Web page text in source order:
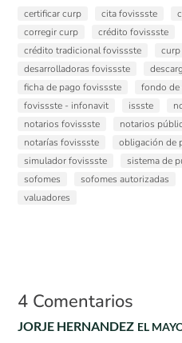
certificar curp cita fovissste
corregir curp
crédito fovissste
crédito tradicional fovissste
curp
desarrolladoras fovissste
ficha de pago fovissste
fondo de
fovissste - infonavit
issste
notarios fovissste
notarios
notarías fovissste
obligación de
simulador fovissste
sistema de
sofomes
sofomes autorizadas
valuadores
4 Comentarios
JORJE HERNANDEZ EL